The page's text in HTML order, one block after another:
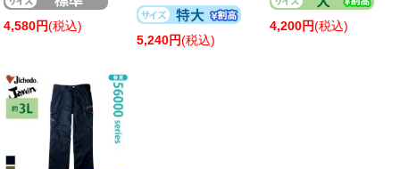
4,580円(税込)
5,240円(税込)
4,200円(税込)